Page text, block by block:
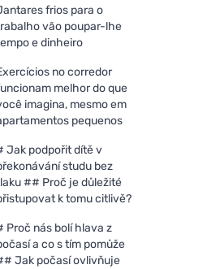
frios para o
vão poupar-lhe
e dinheiro
no corredor
melhor do que
imagina, mesmo em
pequenos
Jak podpořit dítě v
studu bez
## Proč je důležité
k tomu citlivě?
Proč nás bolí hlava z
a co s tím pomůže
Jak počasí ovlivňuje